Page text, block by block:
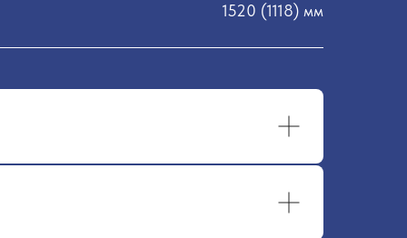
1520 (1118) мм